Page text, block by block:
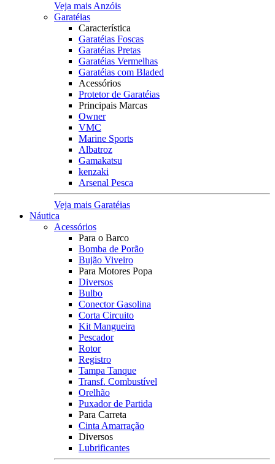
Veja mais Anzóis
Garatéias
Característica
Garatéias Foscas
Garatéias Pretas
Garatéias Vermelhas
Garatéias com Bladed
Acessórios
Protetor de Garatéias
Principais Marcas
Owner
VMC
Marine Sports
Albatroz
Gamakatsu
kenzaki
Arsenal Pesca
Veja mais Garatéias
Náutica
Acessórios
Para o Barco
Bomba de Porão
Bujão Viveiro
Para Motores Popa
Diversos
Bulbo
Conector Gasolina
Corta Circuito
Kit Mangueira
Pescador
Rotor
Registro
Tampa Tanque
Transf. Combustível
Orelhão
Puxador de Partida
Para Carreta
Cinta Amarração
Diversos
Lubrificantes